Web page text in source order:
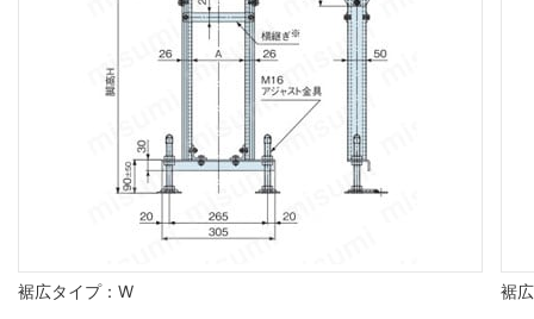
裾広タイプ：W 裾